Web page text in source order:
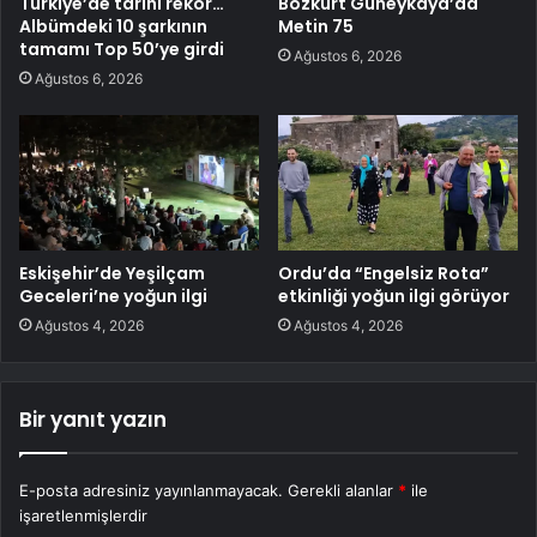
Albümdeki 10 şarkının
tamamı Top 50’ye girdi
Ağustos 6, 2026
Metin 75
Ağustos 6, 2026
Eskişehir’de Yeşilçam
Geceleri’ne yoğun ilgi
Ağustos 4, 2026
Ordu’da “Engelsiz Rota”
etkinliği yoğun ilgi görüyor
Ağustos 4, 2026
Bir yanıt yazın
E-posta adresiniz yayınlanmayacak. Gerekli alanlar * ile
işaretlenmişlerdir